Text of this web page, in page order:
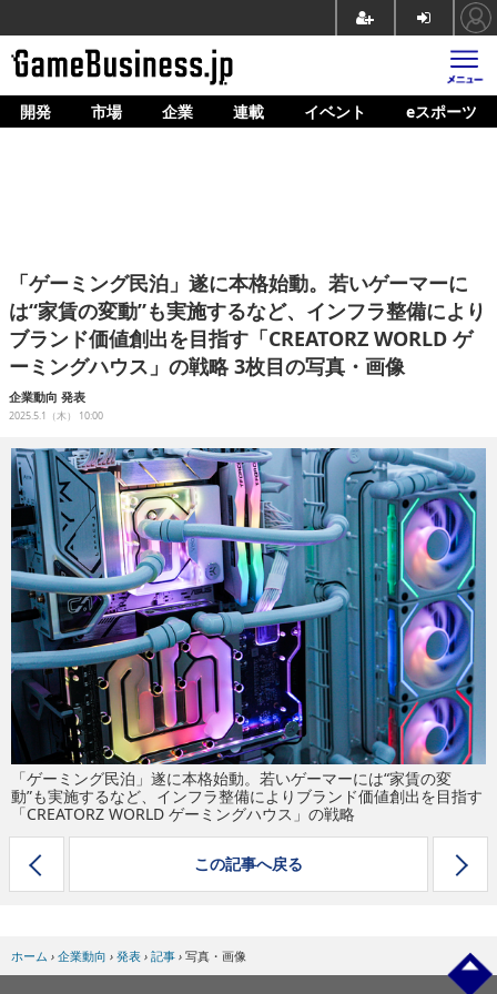
ホーム
企業動向
人材育成
産業政策
イベント/セミナー
eスポーツ
開発 市場 企業 連載 イベント eスポーツ
「ゲーミング民泊」遂に本格始動。若いゲーマーに
は“家賃の変動”も実施するなど、インフラ整備により
ブランド価値創出を目指す「CREATORZ WORLD ゲ
ーミングハウス」の戦略 3枚目の写真・画像
企業動向 発表
2025.5.1（木） 10:00
「ゲーミング民泊」遂に本格始動。若いゲーマーには“家賃の変
動”も実施するなど、インフラ整備によりブランド価値創出を目指す
「CREATORZ WORLD ゲーミングハウス」の戦略
この記事へ戻る
ホーム › 企業動向 › 発表 › 記事 › 写真・画像